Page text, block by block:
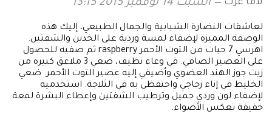
لاما عزت السبت 14 نوفمبر 2015 13:15
لعاشقات النضارة الشبابية والجمال الطبيعي، إليك هذه
الوصفة المميزة لإضفاء لمسة وردية على الخدين والشفتين.
اهرسي 7 حبات من التوت الأحمر raspberry ثم صفيه للحصول
على العصير الصافي. في وعاء نظيف، ضعي 3 ملاعق كبيرة من
زيت جوز الهند العضوي وأضيفي إليه عصير التوت الأحمر. ضعي
الخليط في إناء زجاجي واحتفظي به في الثلاجة. استخدميه
لإضفاء لون وردي جميل وترطيب الشفتين وإعطاء البشرة لمعة
خفيفة تعكس الأضواء.